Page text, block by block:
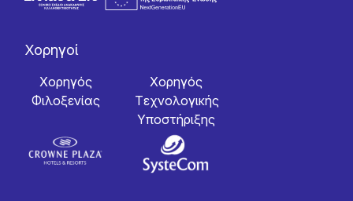
Χορηγοί
Χορηγός
Φιλοξενίας
Χορηγός
Tεχνολογικής
Yποστήριξης